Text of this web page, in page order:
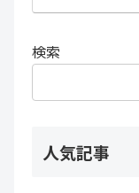
検索
人気記事